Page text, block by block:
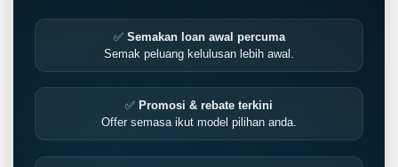
✅ Semakan loan awal percuma
Semak peluang kelulusan lebih awal.
✅ Promosi & rebate terkini
Offer semasa ikut model pilihan anda.